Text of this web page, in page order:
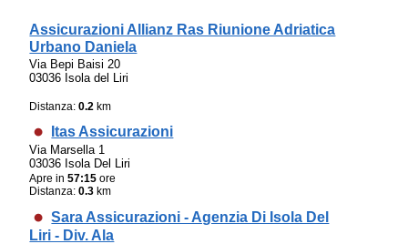
Assicurazioni Allianz Ras Riunione Adriatica
Urbano Daniela
Via Bepi Baisi 20
03036 Isola del Liri
Distanza:0.2 km
Itas Assicurazioni
Via Marsella 1
03036 Isola Del Liri
Apre in57:15 ore
Distanza:0.3 km
Sara Assicurazioni - Agenzia Di Isola Del
Liri - Div. Ala